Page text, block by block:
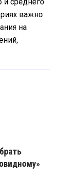
важно
на